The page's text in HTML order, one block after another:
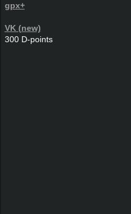
gpx+
VK (new)
300 D-points